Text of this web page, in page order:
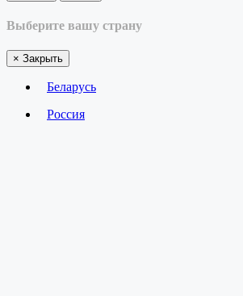
Выберите вашу страну
× Закрыть
Беларусь
Россия